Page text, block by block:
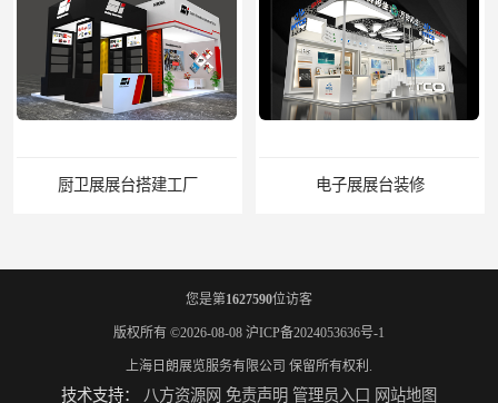
电子展展台装修
您是第1627590位访客
版权所有 ©2026-08-08 沪ICP备2024053636号-1
上海日朗展览服务有限公司 保留所有权利.
技术支持： 八方资源网 免责声明 管理员入口 网站地图